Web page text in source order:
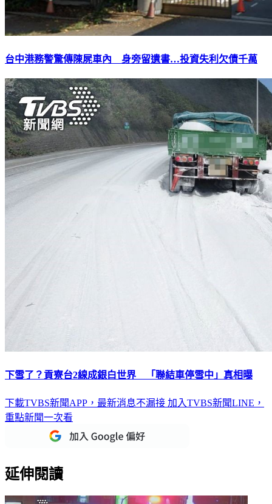
台中港務警驚傳陳屍車內 身旁留遺書…投資失利欠債千萬
下雪了？貢寮台2線成銀白世界 「聯結車停雪中」真相曝
下載TVBS新聞APP，最新消息不漏接 加入TVBS新聞LINE，
重點新聞一次看
延伸閱讀